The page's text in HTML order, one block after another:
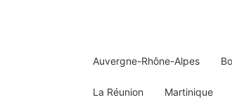
Auvergne-Rhône-Alpes
La Réunion Martinique